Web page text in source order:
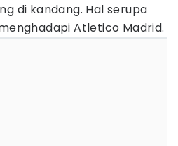
di kandang. Hal serupa
Atletico Madrid.